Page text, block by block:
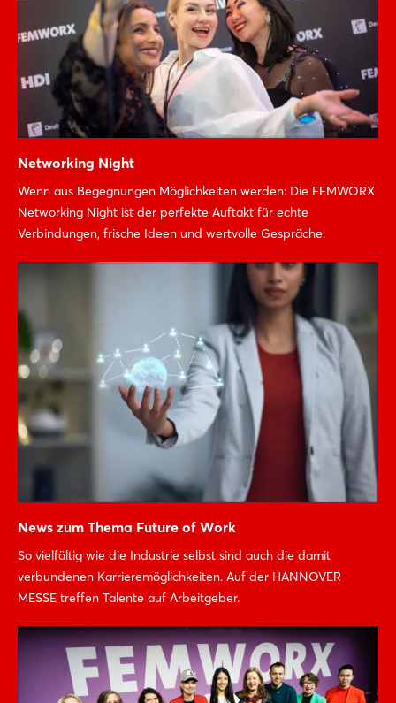
Networking Night
Wenn aus Begegnungen Möglichkeiten werden: Die FEMWORX
Networking Night ist der perfekte Auftakt für echte
Verbindungen, frische Ideen und wertvolle Gespräche.
News zum Thema Future of Work
So vielfältig wie die Industrie selbst sind auch die damit
verbundenen Karrieremöglichkeiten. Auf der HANNOVER
MESSE treffen Talente auf Arbeitgeber.